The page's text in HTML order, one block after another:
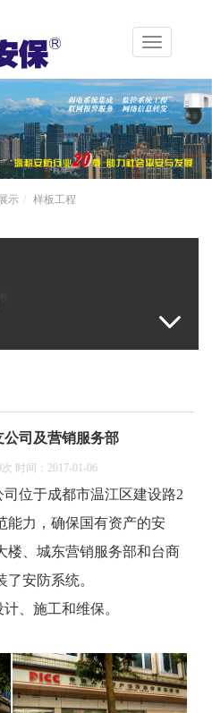
Toggle
示 样板工程
公司及营销服务部
时间：2017-01-06
位于成都市温江区建设路2
能力，确保国有资产的安
楼、城东营销服务部和台商
安防系统。
、施工和维保。